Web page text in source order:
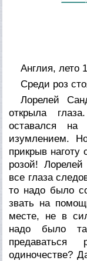
Англия, лето
Среди роз
Лорелей
открыла
оставался
изумлением.
прикрыв
розой!
все глаза
то надо было
звать на
месте, не в
надо было
предаваться
одиночестве?